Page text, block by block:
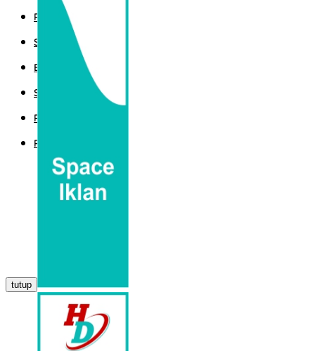
POLITIK
SPORT
EKBIS
SAINTEK
PEMERINTAHAN
PARLEMEN
tutup